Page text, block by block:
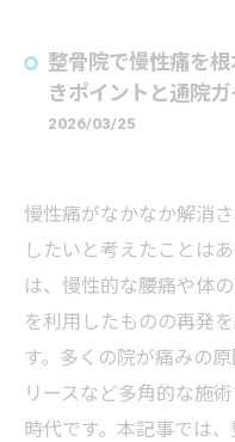
整骨院で慢性痛を
きポイントと通院ガ
2026/03/25
慢性痛がなかなか解消
したいと考えたことは
は、慢性的な腰痛や体
を利用したものの再発
す。多くの院が痛みの
リースなど多角的な施
時代です。本記事では